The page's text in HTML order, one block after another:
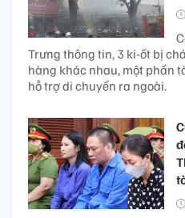
Trưng thông tin, 3 ki-ốt bị
hàng khác nhau, một phần
hỗ trợ di chuyển ra ngoài.